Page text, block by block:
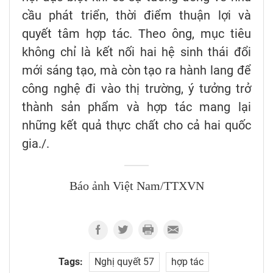
cầu phát triển, thời điểm thuận lợi và
quyết tâm hợp tác. Theo ông, mục tiêu
không chỉ là kết nối hai hệ sinh thái đổi
mới sáng tạo, mà còn tạo ra hành lang để
công nghệ đi vào thị trường, ý tưởng trở
thành sản phẩm và hợp tác mang lại
những kết quả thực chất cho cả hai quốc
gia./.
Báo ảnh Việt Nam/TTXVN
Tags: Nghị quyết 57
hợp tác